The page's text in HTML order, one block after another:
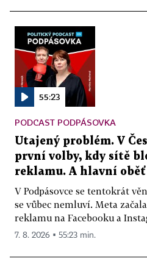
55:23
PODCAST PODPÁSOVKA
Utajený problém. V
první volby, kdy sítě
reklamu. A hlavní oběť
V Podpásovce se tentokrát
se vůbec nemluví. Meta
reklamu na Facebooku a
7. 8. 2026 ▪ 55:23 min.